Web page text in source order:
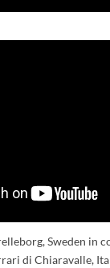
Sweden in
di Chiaravalle,